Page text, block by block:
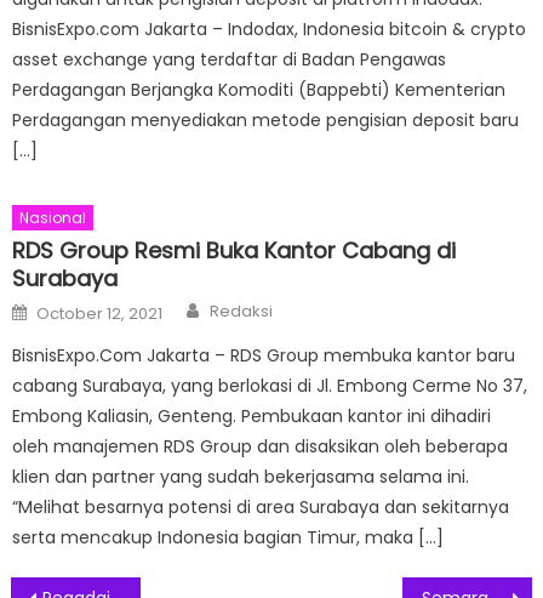
BisnisExpo.com Jakarta – Indodax, Indonesia bitcoin & crypto
asset exchange yang terdaftar di Badan Pengawas
Perdagangan Berjangka Komoditi (Bappebti) Kementerian
Perdagangan menyediakan metode pengisian deposit baru
[…]
Nasional
RDS Group Resmi Buka Kantor Cabang di
Surabaya
Posted
on
October 12, 2021 Author
Redaksi
BisnisExpo.Com Jakarta – RDS Group membuka kantor baru
cabang Surabaya, yang berlokasi di Jl. Embong Cerme No 37,
Embong Kaliasin, Genteng. Pembukaan kantor ini dihadiri
oleh manajemen RDS Group dan disaksikan oleh beberapa
klien dan partner yang sudah bekerjasama selama ini.
“Melihat besarnya potensi di area Surabaya dan sekitarnya
serta mencakup Indonesia bagian Timur, maka […]